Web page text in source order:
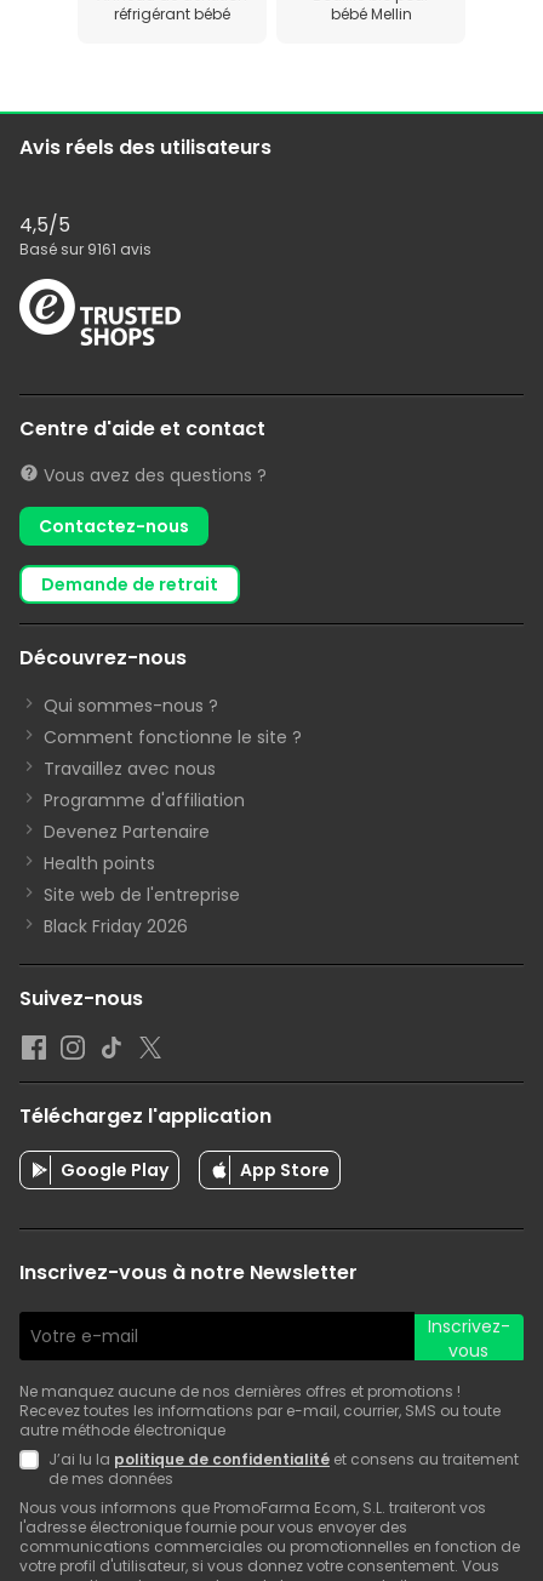
réfrigérant bébé
bébé Mellin
Avis réels des utilisateurs
4,5/5
Basé sur 9161 avis
Centre d'aide et contact
Vous avez des questions ?
Contactez-nous
demande de retrait
Découvrez-nous
Qui sommes-nous ?
Comment fonctionne le site ?
Travaillez avec nous
Programme d'affiliation
Devenez Partenaire
Health points
Site web de l'entreprise
Black Friday 2026
Suivez-nous
Téléchargez l'application
Google Play App Store
Inscrivez-vous à notre Newsletter
Inscrivez-
vous
Ne manquez aucune de nos dernières offres et promotions !
Recevez toutes les informations par e-mail, courrier, SMS ou toute
autre méthode électronique
J’ai lu la politique de confidentialité et consens au traitement
de mes données
Nous vous informons que PromoFarma Ecom, S.L. traiteront vos
l'adresse électronique fournie pour vous envoyer des
communications commerciales ou promotionnelles en fonction de
votre profil d'utilisateur, si vous donnez votre consentement. Vous